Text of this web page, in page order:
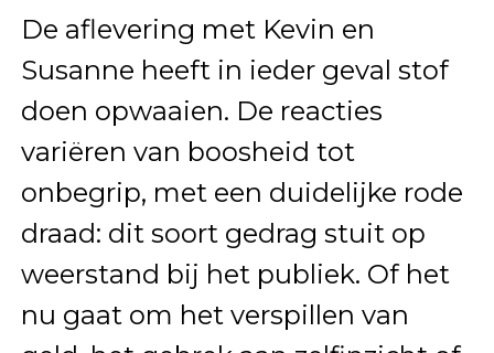
De aflevering met Kevin en
Susanne heeft in ieder geval stof
doen opwaaien. De reacties
variëren van boosheid tot
onbegrip, met een duidelijke rode
draad: dit soort gedrag stuit op
weerstand bij het publiek. Of het
nu gaat om het verspillen van